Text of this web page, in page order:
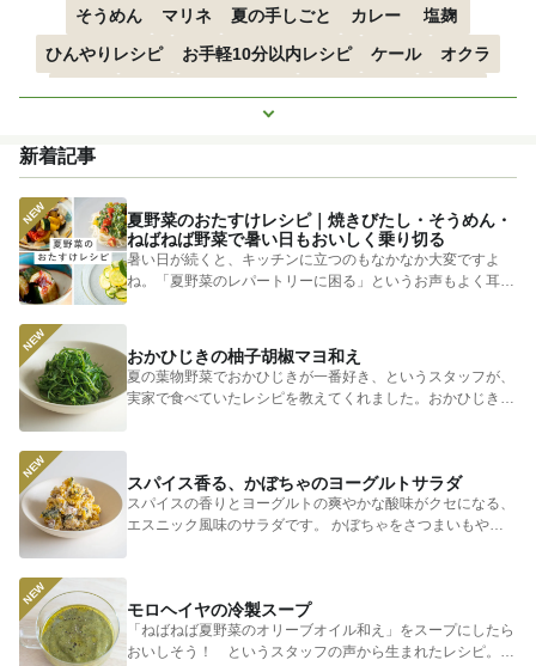
そうめん マリネ 夏の手しごと カレー
塩麹
ひんやりレシピ
お手軽10分以内レシピ ケール
オクラ
もっと見る
新着記事
夏野菜のおたすけレシピ｜焼きびたし・そうめん・
ねばねば野菜で暑い日もおいしく乗り切る
暑い日が続くと、キッチンに立つのもなかなか大変ですよ
ね。「夏野菜のレパートリーに困る」というお声もよく耳に
します。 そ...
おかひじきの柚子胡椒マヨ和え
夏の葉物野菜でおかひじきが一番好き、というスタッフが、
実家で食べていたレシピを教えてくれました。おかひじきの
スパイス香る、かぼちゃのヨーグルトサラダ
スパイスの香りとヨーグルトの爽やかな酸味がクセになる、
エスニック風味のサラダです。 かぼちゃをさつまいもやじ
モロヘイヤの冷製スープ
「ねばねば夏野菜のオリーブオイル和え」をスープにしたら
おいしそう！ というスタッフの声から生まれたレシピ。つ